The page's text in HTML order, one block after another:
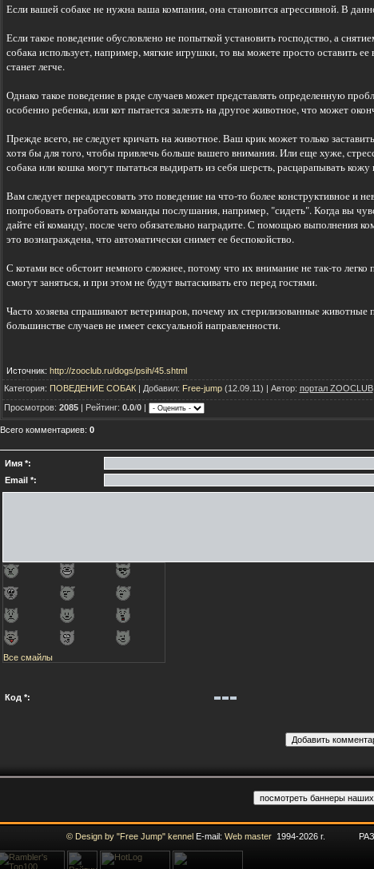
Если вашей собаке не нужна ваша компания, она становится агрессивной. В
Если такое поведение обусловлено не попыткой установить господство, а
собака использует, например, мягкие игрушки, то вы можете просто оставить
станет легче.
Однако такое поведение в ряде случаев может представлять определенную
особенно ребенка, или кот пытается залезть на другое животное, что может
Прежде всего, не следует кричать на животное. Ваш крик может только
хотя бы для того, чтобы привлечь больше вашего внимания. Или еще хуже,
собака или кошка могут пытаться выдирать из себя шерсть, расцарапывать кожу
Вам следует переадресовать это поведение на что-то более конструктивное
попробовать отработать команды послушания, например, "сидеть". Когда вы
дайте ей команду, после чего обязательно наградите. С помощью выполнения
это вознаграждена, что автоматически снимет ее беспокойство.
С котами все обстоит немного сложнее, потому что их внимание не так-то
смогут заняться, и при этом не будут вытаскивать его перед гостями.
Часто хозяева спрашивают ветеринаров, почему их стерилизованные
большинстве случаев не имеет сексуальной направленности.
Источник: http://zooclub.ru/dogs/psih/45.shtml
Категория: ПОВЕДЕНИЕ СОБАК| Добавил: Free-jump(12.09.11) | Автор: портал ZOOCLUB
Просмотров: 2085| Рейтинг: 0.0/0|
Всего комментариев: 0
Имя *:
Email *:
Все смайлы
Код *:
© Design by "Free Jump" kennelE-mail: Web master1994-2026 г.